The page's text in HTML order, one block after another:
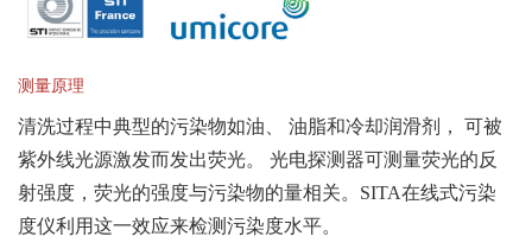
测量原理
清洗过程中典型的污染物如油、 油脂和冷却润滑剂， 可被
紫外线光源激发而发出荧光。 光电探测器可测量荧光的反
射强度，荧光的强度与污染物的量相关。SITA在线式污染
度仪利用这一效应来检测污染度水平。